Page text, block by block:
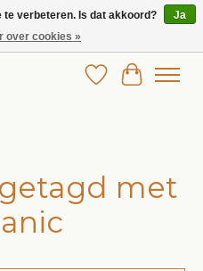
kinderkleding!
Verlanglijst
met
te verbeteren. Is dat akkoord?
Ja
over cookies »